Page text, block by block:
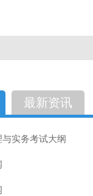
最新资讯
实务考试大纲